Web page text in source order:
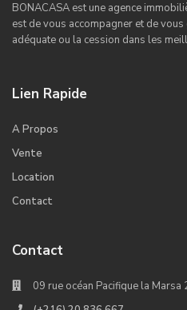
BONACASA est une agence
est de vous accompagner et de
adéquate ou la cession dans les
Lien Rapide
A Propos
Vente
Location
Contact
Contact
09 rue océan Pacifique la